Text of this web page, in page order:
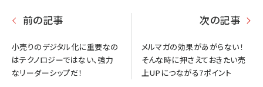
前の記事
小売りのデジタル化に重要なの
はテクノロジーではない、強力
なリーダーシップだ！
次の記事
メルマガの効果があがらない！
そんな時に押さえておきたい売
上UPにつながる7ポイント